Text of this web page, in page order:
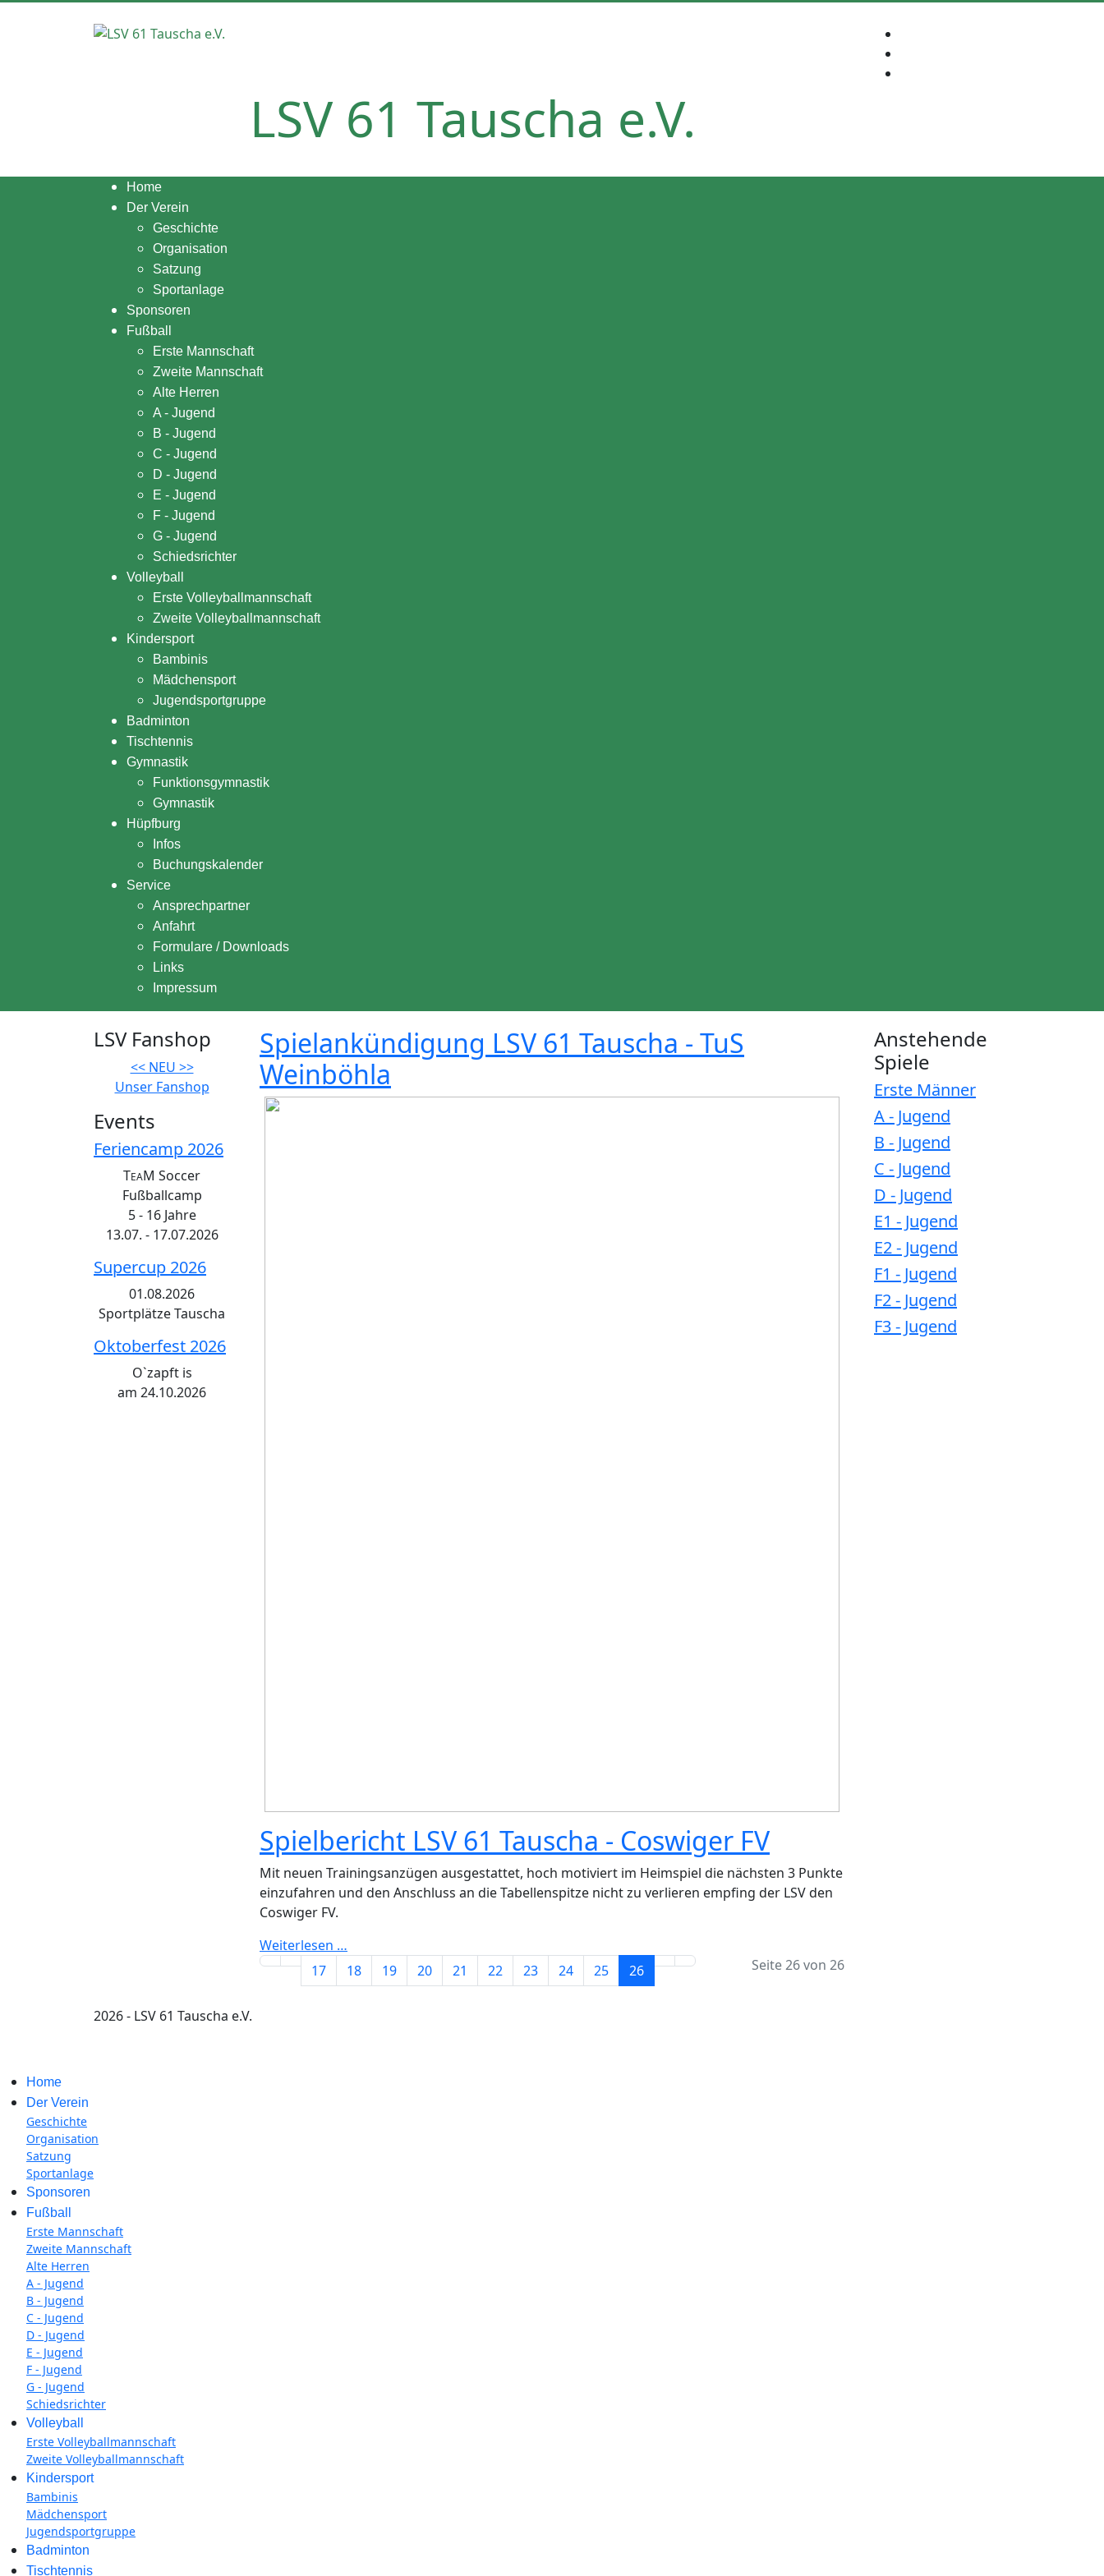
LSV 61 Tauscha e.V.
Home
Der Verein
Geschichte
Organisation
Satzung
Sportanlage
Sponsoren
Fußball
Erste Mannschaft
Zweite Mannschaft
Alte Herren
A - Jugend
B - Jugend
C - Jugend
D - Jugend
E - Jugend
F - Jugend
G - Jugend
Schiedsrichter
Volleyball
Erste Volleyballmannschaft
Zweite Volleyballmannschaft
Kindersport
Bambinis
Mädchensport
Jugendsportgruppe
Badminton
Tischtennis
Gymnastik
Funktionsgymnastik
Gymnastik
Hüpfburg
Infos
Buchungskalender
Service
Ansprechpartner
Anfahrt
Formulare / Downloads
Links
Impressum
LSV Fanshop
<< NEU >>
Unser Fanshop
Events
Feriencamp 2026
TEAM Soccer
Fußballcamp
5 - 16 Jahre
13.07. - 17.07.2026
Supercup 2026
01.08.2026
Sportplätze Tauscha
Oktoberfest 2026
O`zapft is
am 24.10.2026
Spielankündigung LSV 61 Tauscha - TuS
Weinböhla
Spielbericht LSV 61 Tauscha - Coswiger FV
Mit neuen Trainingsanzügen ausgestattet, hoch motiviert im Heimspiel die nächsten 3 Punkte
einzufahren und den Anschluss an die Tabellenspitze nicht zu verlieren empfing der LSV den
Coswiger FV.
Weiterlesen …
17
18 19 20 21 22 23 24 25 26 Seite 26 von 26
Anstehende
Spiele
Erste Männer
A - Jugend
B - Jugend
C - Jugend
D - Jugend
E1 - Jugend
E2 - Jugend
F1 - Jugend
F2 - Jugend
F3 - Jugend
2026 - LSV 61 Tauscha e.V.
Home
Der Verein
Geschichte
Organisation
Satzung
Sportanlage
Sponsoren
Fußball
Erste Mannschaft
Zweite Mannschaft
Alte Herren
A - Jugend
B - Jugend
C - Jugend
D - Jugend
E - Jugend
F - Jugend
G - Jugend
Schiedsrichter
Volleyball
Erste Volleyballmannschaft
Zweite Volleyballmannschaft
Kindersport
Bambinis
Mädchensport
Jugendsportgruppe
Badminton
Tischtennis